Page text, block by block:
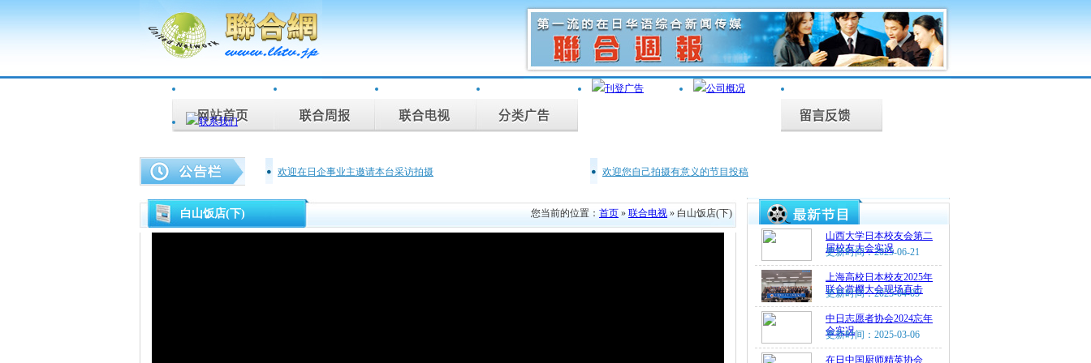
欢迎在日企事业主邀请本台采访拍摄 欢迎您自己拍摄有意义的节目投稿
联合周报为您说话，联合电视为您记录。
山西大学日本校友会第二
届校友大会实况
更新时间：2025-06-21
上海高校日本校友2025年
联合赏樱大会现场直击
更新时间：2025-04-05
中日志愿者协会2024忘年
会实况
更新时间：2025-03-06
在日中国厨师精英协会
白山饭店(下) 您当前的位置： 首页 » 联合电视 » 白山饭店(下)